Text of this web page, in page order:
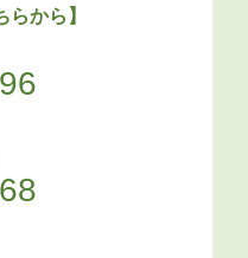
らから】